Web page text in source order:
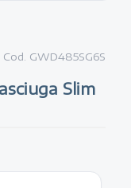
Cod. GWD485SG6S
Slim